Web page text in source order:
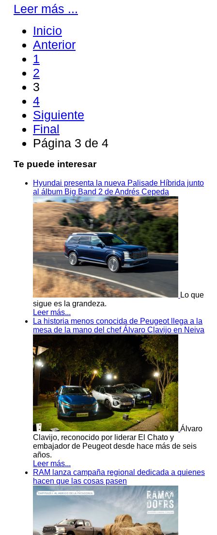
Leer más ...
Inicio
Anterior
1
2
3
4
Siguiente
Final
Página 3 de 4
Te puede interesar
Hyundai presenta la nueva Palisade Híbrida junto
al álbum Big Band 2 de Andrés Cepeda
Lo que
sigue es la grandeza.
Leer más...
La historia menos conocida de Peugeot llega a la
mesa de la mano del chef Álvaro Clavijo en Neiva
Álvaro
Clavijo, reconocido por liderar El Chato y
embajador de Peugeot desde hace más de seis
años.
Leer más...
RAM lanza campaña regional dedicada a quienes
hacen que las cosas pasen